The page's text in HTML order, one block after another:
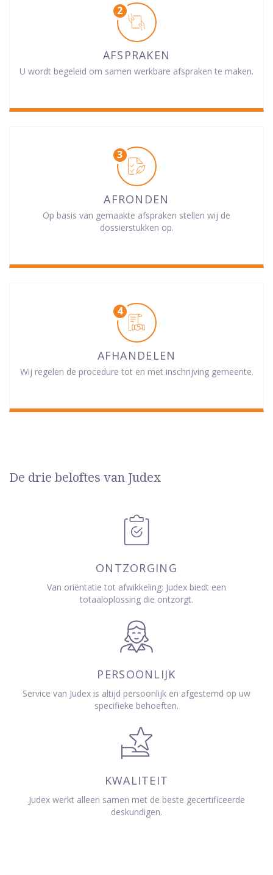
AFSPRAKEN
U wordt begeleid om samen werkbare afspraken te maken.
AFRONDEN
Op basis van gemaakte afspraken stellen wij de
dossierstukken op.
AFHANDELEN
Wij regelen de procedure tot en met inschrijving gemeente.
De drie beloftes van Judex
ONTZORGING
Van oriëntatie tot afwikkeling: Judex biedt een
totaaloplossing die ontzorgt.
PERSOONLIJK
Service van Judex is altijd persoonlijk en afgestemd op uw
specifieke behoeften.
KWALITEIT
Judex werkt alleen samen met de beste gecertificeerde
deskundigen.